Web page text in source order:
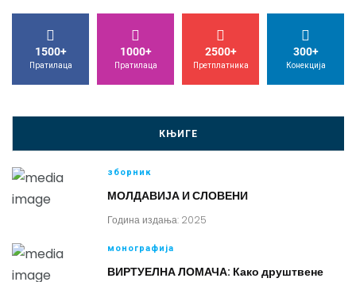
1500+
Пратилаца
1000+
Пратилаца
2500+
Претплатника
300+
Конекција
КЊИГЕ
зборник
МОЛДАВИЈА И СЛОВЕНИ
Година издања: 2025
монографија
ВИРТУЕЛНА ЛОМАЧА: Како друштвене